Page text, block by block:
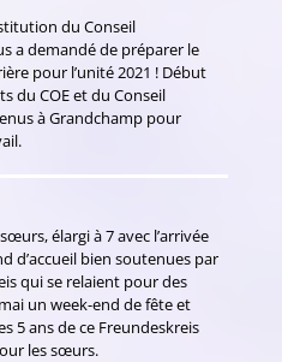
du Conseil
a demandé de préparer le
pour l’unité 2021 ! Début
du COE et du Conseil
à Grandchamp pour
élargi à 7 avec l’arrivée
d’accueil bien soutenues par
qui se relaient pour des
un week-end de fête et
5 ans de ce Freundeskreis
les sœurs.